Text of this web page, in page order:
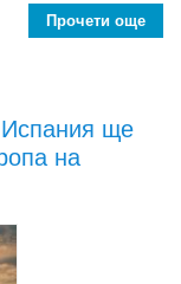
Прочети още
ще
на